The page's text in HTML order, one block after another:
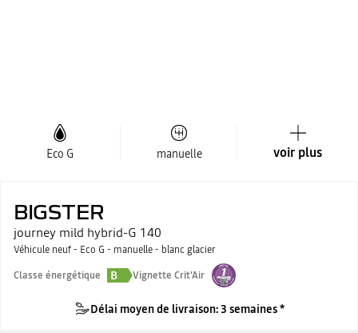
Eco G manuelle voir plus
BIGSTER
journey mild hybrid-G 140
Véhicule neuf - Eco G - manuelle - blanc glacier
Classe énergétique
B Vignette Crit'Air
Délai moyen de livraison: 3 semaines *